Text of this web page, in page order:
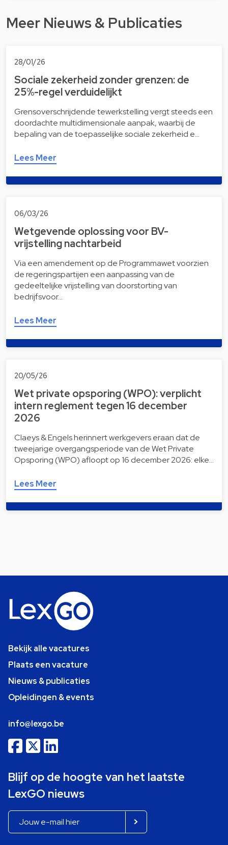
Meer Nieuws & Publicaties
28/01/26
Sociale zekerheid zonder grenzen: de
25%-regel verduidelijkt
Grensoverschrijdende tewerkstelling vergt steeds een
doordachte multidimensionale aanpak, waarbij de
bepaling van de toepasselijke sociale zekerheid e…
Lees Meer
06/03/26
Wetgevende oplossing voor BV-
vrijstelling nachtarbeid
Via een amendement op de Programmawet voorzien
de regeringspartijen een aanpassing van de
gedeeltelijke vrijstelling van doorstorting van
bedrijfsvoor…
Lees Meer
20/05/26
Wet private opsporing (WPO): verplicht
intern reglement tegen 16 december
2026
Claeys & Engels herinnert werkgevers eraan dat de
tweejarige overgangsperiode van de Wet Private
Opsporing (WPO) afloopt op 16 december 2026: elke…
Lees Meer
Bekijk alle vacatures
Plaats een vacature
Nieuws & publicaties
Opleidingen & events
info@lexgo.be
Blijf op de hoogte van het laatste
LexGO nieuws